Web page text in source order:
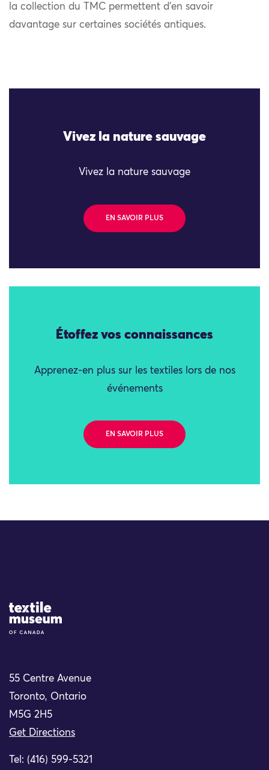
la collection du TMC permettent d’en savoir
davantage sur certaines sociétés antiques.
Vivez la nature sauvage
Vivez la nature sauvage
EN SAVOIR PLUS
Étoffez vos connaissances
Apprenez-en plus sur les textiles lors de nos
événements
EN SAVOIR PLUS
Site Logo
55 Centre Avenue
Toronto, Ontario
M5G 2H5
Get Directions
Tel: (416) 599-5321